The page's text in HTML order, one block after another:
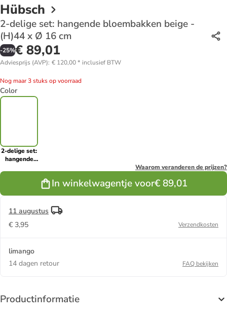
Hübsch
2-delige set: hangende bloembakken beige -
(H)44 x Ø 16 cm
-25%€ 89,01
Adviesprijs (AVP): € 120,00* inclusief BTW
Nog maar 3 stuks op voorraad
Color
2-delige set:
hangende
beige - (H)44
Waarom veranderen de prijzen?
In winkelwagentje voor€ 89,01
11 augustus
€ 3,95
Verzendkosten
limango
14 dagen retour
FAQ bekijken
Productinformatie